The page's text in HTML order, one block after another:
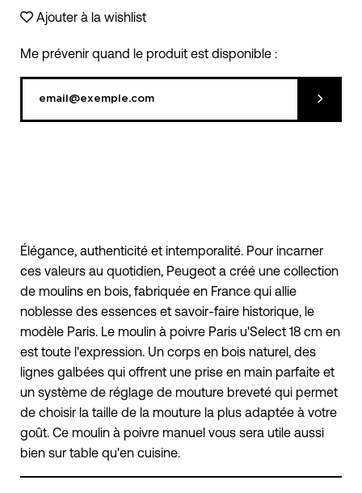
Ajouter à la wishlist
Me prévenir quand le produit est disponible :
Élégance, authenticité et intemporalité. Pour incarner
ces valeurs au quotidien, Peugeot a créé une collection
de moulins en bois, fabriquée en France qui allie
noblesse des essences et savoir-faire historique, le
modèle Paris. Le moulin à poivre Paris u'Select 18 cm en
est toute l'expression. Un corps en bois naturel, des
lignes galbées qui offrent une prise en main parfaite et
un système de réglage de mouture breveté qui permet
de choisir la taille de la mouture la plus adaptée à votre
goût. Ce moulin à poivre manuel vous sera utile aussi
bien sur table qu'en cuisine.